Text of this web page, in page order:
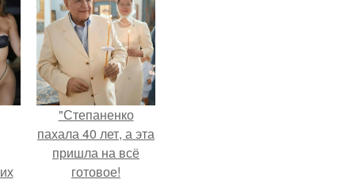
уверенности: "не
говорите, что я
отлично выгляжу
для 57.
"Степаненко
пахала 40 лет, а эта
пришла на всё
готовое!